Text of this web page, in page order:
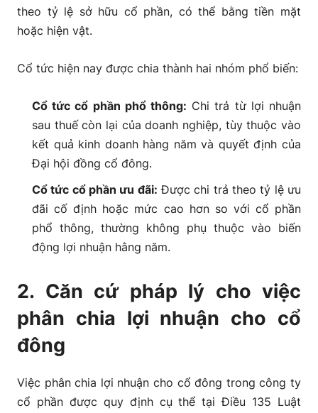
theo tỷ lệ sở hữu cổ phần, có thể bằng tiền mặt
hoặc hiện vật.
Cổ tức hiện nay được chia thành hai nhóm phổ biến:
Cổ tức cổ phần phổ thông: Chi trả từ lợi nhuận
sau thuế còn lại của doanh nghiệp, tùy thuộc vào
kết quả kinh doanh hàng năm và quyết định của
Đại hội đồng cổ đông.
Cổ tức cổ phần ưu đãi: Được chi trả theo tỷ lệ ưu
đãi cố định hoặc mức cao hơn so với cổ phần
phổ thông, thường không phụ thuộc vào biến
động lợi nhuận hằng năm.
2. Căn cứ pháp lý cho việc
phân chia lợi nhuận cho cổ
đông
Việc phân chia lợi nhuận cho cổ đông trong công ty
cổ phần được quy định cụ thể tại Điều 135 Luật